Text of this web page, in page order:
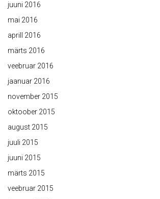
juuni 2016
mai 2016
aprill 2016
märts 2016
veebruar 2016
jaanuar 2016
november 2015
oktoober 2015
august 2015
juuli 2015
juuni 2015
märts 2015
veebruar 2015